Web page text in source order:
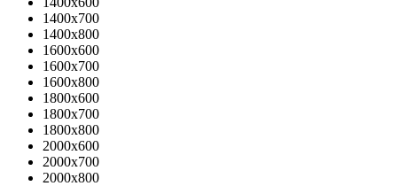
1400x700
1400x800
1600x600
1600x700
1600x800
1800x600
1800x700
1800x800
2000x600
2000x700
2000x800